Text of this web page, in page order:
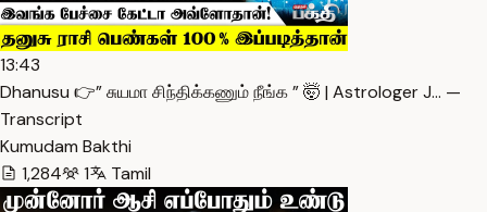
13:43
Dhanusu 👉” சுயமா சிந்திக்கணும் நீங்க ” 🤯 | Astrologer J… —
Transcript
Kumudam Bakthi
1,284
1 Tamil